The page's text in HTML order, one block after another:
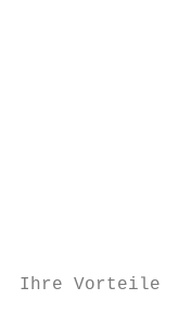
Ihre Vorteile